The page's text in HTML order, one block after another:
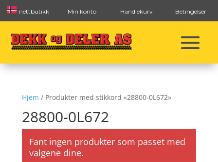
nettbutikk Min konto Handlekurv Betingelser
Hjem / Produkter med stikkord «28800-0L672»
28800-0L672
Fant ingen produkter som passet med
valgene dine.